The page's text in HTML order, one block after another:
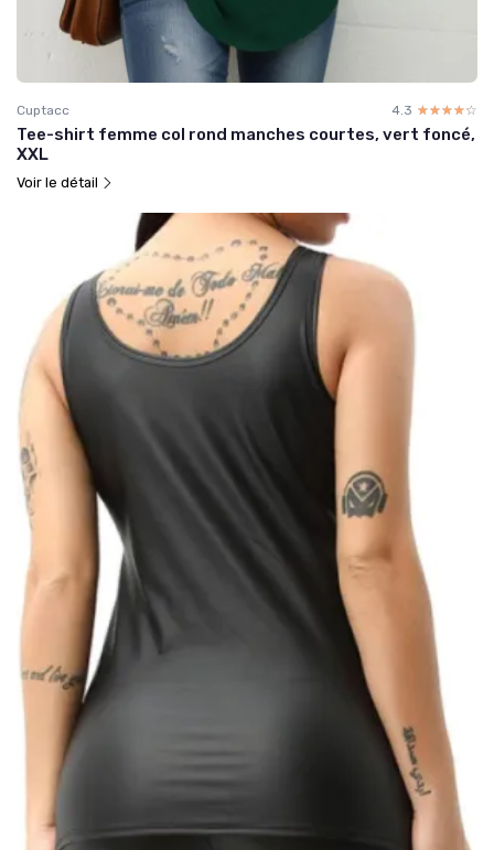
Cuptacc 4.3 ☆☆☆☆☆
★★★★★
Tee-shirt femme col rond manches courtes, vert foncé,
XXL
Voir le détail